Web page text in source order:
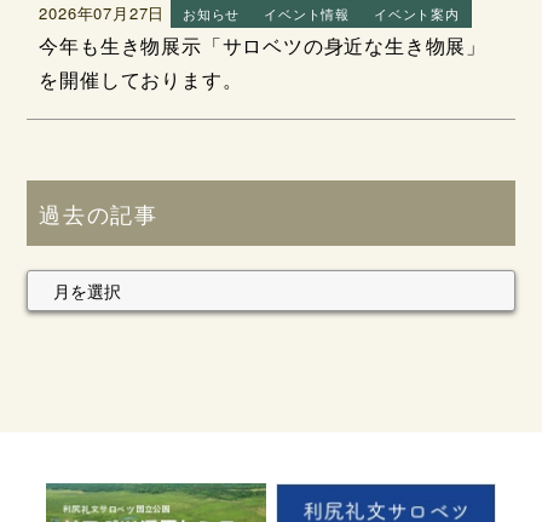
2026年07月27日 お知らせ イベント情報 イベント案内
今年も生き物展示「サロベツの身近な生き物展」
を開催しております。
過去の記事